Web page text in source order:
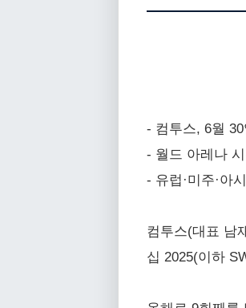
- 컴투스, 6월
- 월드 아레나
- 유럽·미주·아
컴투스(대표 남
십 2025(이하